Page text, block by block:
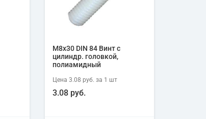
М8х30 DIN 84 Винт с
цилиндр. головкой,
полиамидный
Цена3.08 руб. за 1 шт
3.08 руб.